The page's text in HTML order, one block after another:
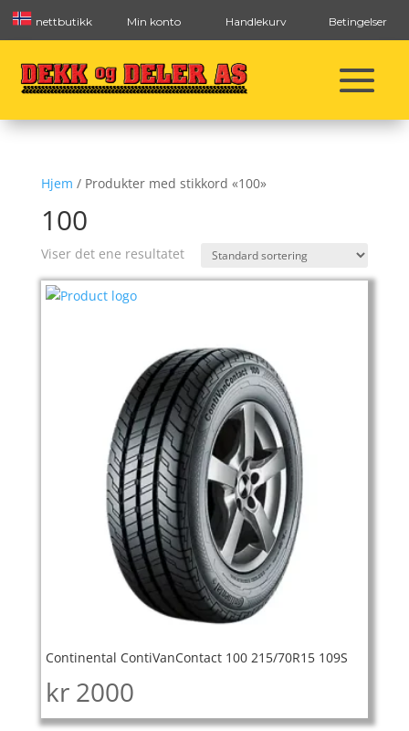
nettbutikk Min konto Handlekurv Betingelser
Hjem / Produkter med stikkord «100»
100
Viser det ene resultatet
Continental ContiVanContact 100 215/70R15 109S
kr 2000